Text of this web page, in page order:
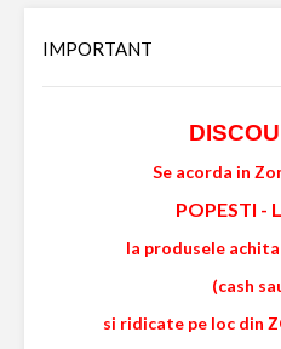
IMPORTANT
Se acorda in
POPESTI -
la produsele
(cash
si ridicate pe loc din